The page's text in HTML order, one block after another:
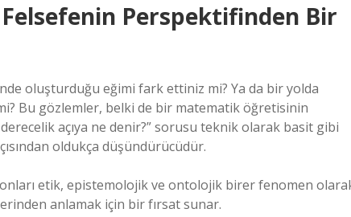
Felsefenin Perspektifinden Bir
oluşturduğu eğimi fark ettiniz mi? Ya da bir yolda
Bu gözlemler, belki de bir matematik öğretisinin
açıya ne denir?” sorusu teknik olarak basit gibi
oldukça düşündürücüdür.
onları etik, epistemolojik ve ontolojik birer fenomen
anlamak için bir fırsat sunar.